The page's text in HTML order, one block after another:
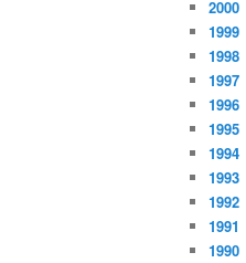
2000
1999
1998
1997
1996
1995
1994
1993
1992
1991
1990